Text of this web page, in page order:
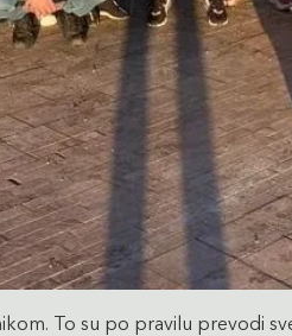
To su po pravilu prevodi